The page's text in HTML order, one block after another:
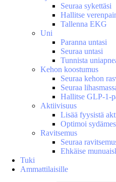
Seuraa sykettäsi
Hallitse
Tallenna EKG
Uni
Paranna untasi
Seuraa untasi
Tunnista
Kehon koostumus
Seuraa kehon
Seuraa
Hallitse GLP-1-
Aktiivisuus
Lisää fyysistä
Optimoi
Ravitsemus
Seuraa
Ehkäise
Tuki
Ammattilaisille